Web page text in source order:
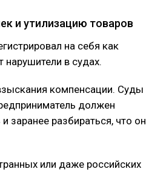
и утилизацию товаров
на себя как
нарушители в судах.
компенсации. Суды
должен
заранее разбираться, что он
или даже российских